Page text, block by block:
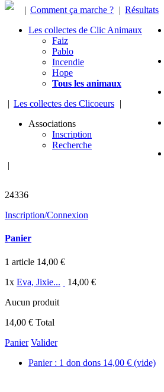
| Comment ça marche ? | Résultats
Les collectes de Clic Animaux
Faiz
Pablo
Incendie
Hope
Tous les animaux
| Les collectes des Clicoeurs |
Associations
Inscription
Recherche
|
24336
Inscription/Connexion
Panier
1 article 14,00 €
1x Eva, Jixie...
14,00 €
Aucun produit
14,00 € Total
Panier Valider
Panier : 1 don dons 14,00 € (vide)